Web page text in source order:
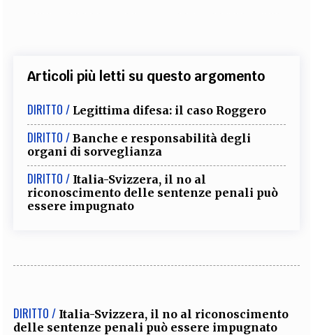
Articoli più letti su questo argomento
DIRITTO / Legittima difesa: il caso Roggero
DIRITTO / Banche e responsabilità degli
organi di sorveglianza
DIRITTO / Italia-Svizzera, il no al
riconoscimento delle sentenze penali può
essere impugnato
DIRITTO / Italia-Svizzera, il no al riconoscimento
delle sentenze penali può essere impugnato